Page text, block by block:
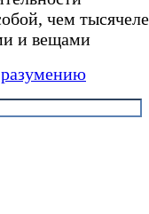
чем
и вещами